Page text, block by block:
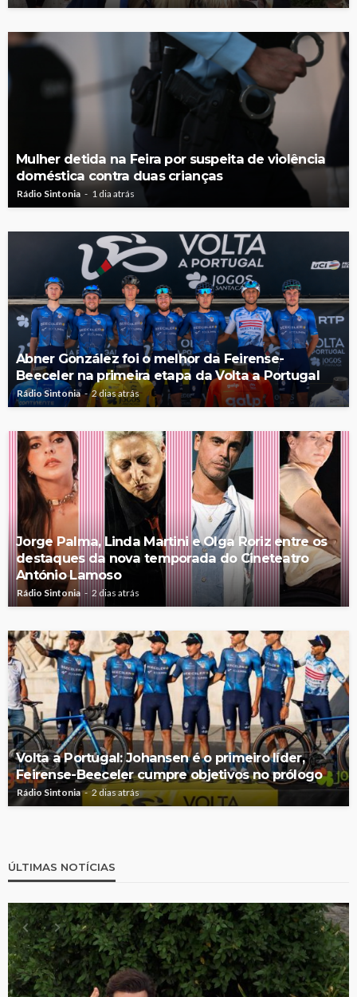
Mulher detida na Feira por suspeita de violência
doméstica contra duas crianças
Rádio Sintonia 1 dia atrás
Abner González foi o melhor da Feirense-
Beeceler na primeira etapa da Volta a Portugal
Rádio Sintonia 2 dias atrás
Jorge Palma, Linda Martini e Olga Roriz entre os
destaques da nova temporada do Cineteatro
António Lamoso
Rádio Sintonia 2 dias atrás
Volta a Portugal: Johansen é o primeiro líder,
Feirense-Beeceler cumpre objetivos no prólogo
Rádio Sintonia 2 dias atrás
ÚLTIMAS NOTÍCIAS